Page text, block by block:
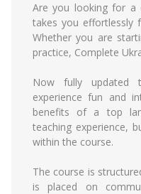
Are you looking for a
takes you effortlessly
Whether you are
practice, Complete
Now fully updated
experience fun and
benefits of a top
teaching experience,
within the course.
The course is
is placed on